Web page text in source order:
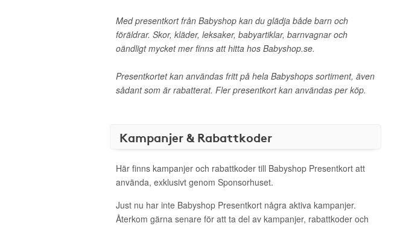
Med presentkort från Babyshop kan du glädja både barn och
föräldrar. Skor, kläder, leksaker, babyartiklar, barnvagnar och
oändligt mycket mer finns att hitta hos Babyshop.se.
Presentkortet kan användas fritt på hela Babyshops sortiment, även
sådant som är rabatterat. Fler presentkort kan användas per köp.
Kampanjer & Rabattkoder
Här finns kampanjer och rabattkoder till Babyshop Presentkort att
använda, exklusivt genom Sponsorhuset.
Just nu har inte Babyshop Presentkort några aktiva kampanjer.
Återkom gärna senare för att ta del av kampanjer, rabattkoder och